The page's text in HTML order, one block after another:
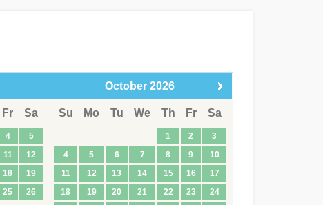
Fr Sa
4
5
11
12
18
19
25
26
October 2026
Su Mo Tu We Th Fr Sa
1 2
3
4
5 6 7 8 9
10
11
12 13 14 15 16
17
18
19 20 21 22 23
24